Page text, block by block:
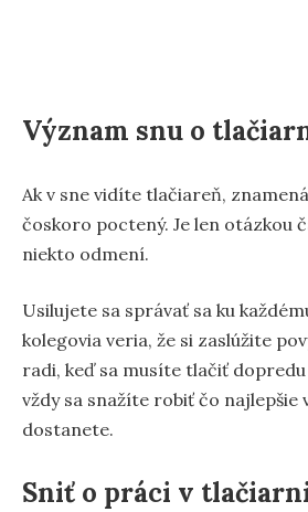
Význam snu o
Ak v sne vidíte tlačiareň,
čoskoro poctený. Je len otázkou
niekto odmení.
Usilujete sa správať sa ku
kolegovia veria, že si zaslúžite
radi, keď sa musíte tlačiť
vždy sa snažíte robiť čo
dostanete.
Sniť o práci v